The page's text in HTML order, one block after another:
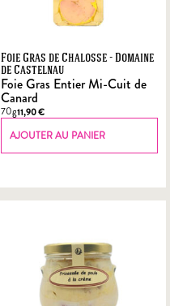
Foie Gras de Chalosse - Domaine
de Castelnau
Foie Gras Entier Mi-Cuit de
Canard
70g11,90€
AJOUTER AU PANIER